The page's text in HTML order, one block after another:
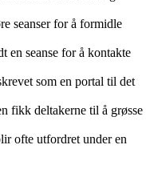
seanser for å formidle
en seanse for å kontakte
som en portal til det
fikk deltakerne til å grøsse
ofte utfordret under en